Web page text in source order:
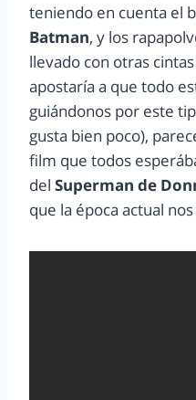
teniendo en cuenta el
Batman, y los
llevado con otras
apostaría a que todo
guiándonos por este
gusta bien poco),
film que todos
del Superman de
que la época actual